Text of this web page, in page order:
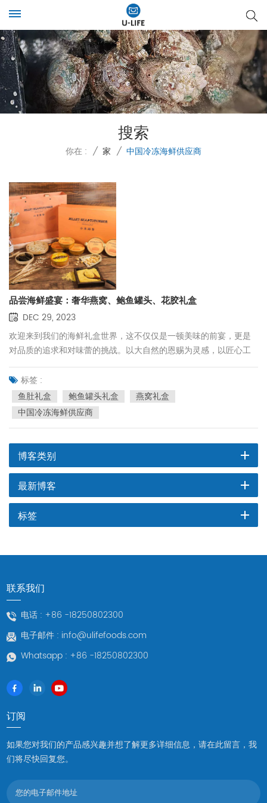
搜索
你在 : / 家 / 中国冷冻海鲜供应商
品尝海鲜盛宴：奢华燕窝、鲍鱼罐头、花胶礼盒
DEC 29, 2023
欢迎来到我们的海鲜礼盒世界，这不仅仅是一顿美味的前宴，更是
对品质的追求和对味蕾的挑战。以大自然的恩赐为灵感，以匠心工
艺为保证，精选燕窝、鲍鱼罐头、花胶等美味佳肴，打造出一系列
令人陶醉的海鲜礼盒，让您的每一餐都赏心悦目。美食盛宴。 1. 燕
窝礼盒：滋补养生的极致享受燕窝，被誉为海上珍珠，是中国传统
的最佳营养滋补品之一。我们的燕窝礼盒不仅采用新鲜优质的燕
窝，还搭配多种美味食材，如红枣、枸杞等，呈现出质地细腻、味
盒：海洋美食的奢华享受我们的鲍鱼罐头礼盒是对大海的热爱之
礼。每只鲍鱼均由能工巧匠精心挑选、精心烹调、制成罐头。鲍鱼
的美味结合罐头的便捷，为您带来奢华的海洋美食之旅。这是一份
充满品味和高贵的礼物。送给自己或您所爱的人，这将是您味蕾的
终极享受。 3. 鱼肚礼盒：来自海洋的滋养珍宝鱼肚是海洋的精华，
是肌肤的最佳滋养品。我们的鱼肚礼盒采用新鲜的鱼肚，搭配天然
您品尝到的不仅仅是美味，还有我们对品质的执着。每一口都是对
味蕾的挑战，每一道菜都是对美好生活的追求。 5.进入我们的海鲜
礼盒世界让我们一起踏上海鲜美食之旅，品味海洋的馈赠。探索我
们的网站，发现更多海鲜礼盒选择，为您和您的亲朋好友带来无尽
的美食盛宴。 [点击进入 优莱夫食品公司 开启海鲜味蕾之旅】​
标签 :
鱼肚礼盒
鲍鱼罐头礼盒
燕窝礼盒
中国冷冻海鲜供应商
博客类别
最新博客
标签
联系我们
电话 : +86 -18250802300
电子邮件 : info@ulifefoods.com
Whatsapp : +86 -18250802300
订阅
如果您对我们的产品感兴趣并想了解更多详细信息，请在此留言，我
们将尽快回复您。